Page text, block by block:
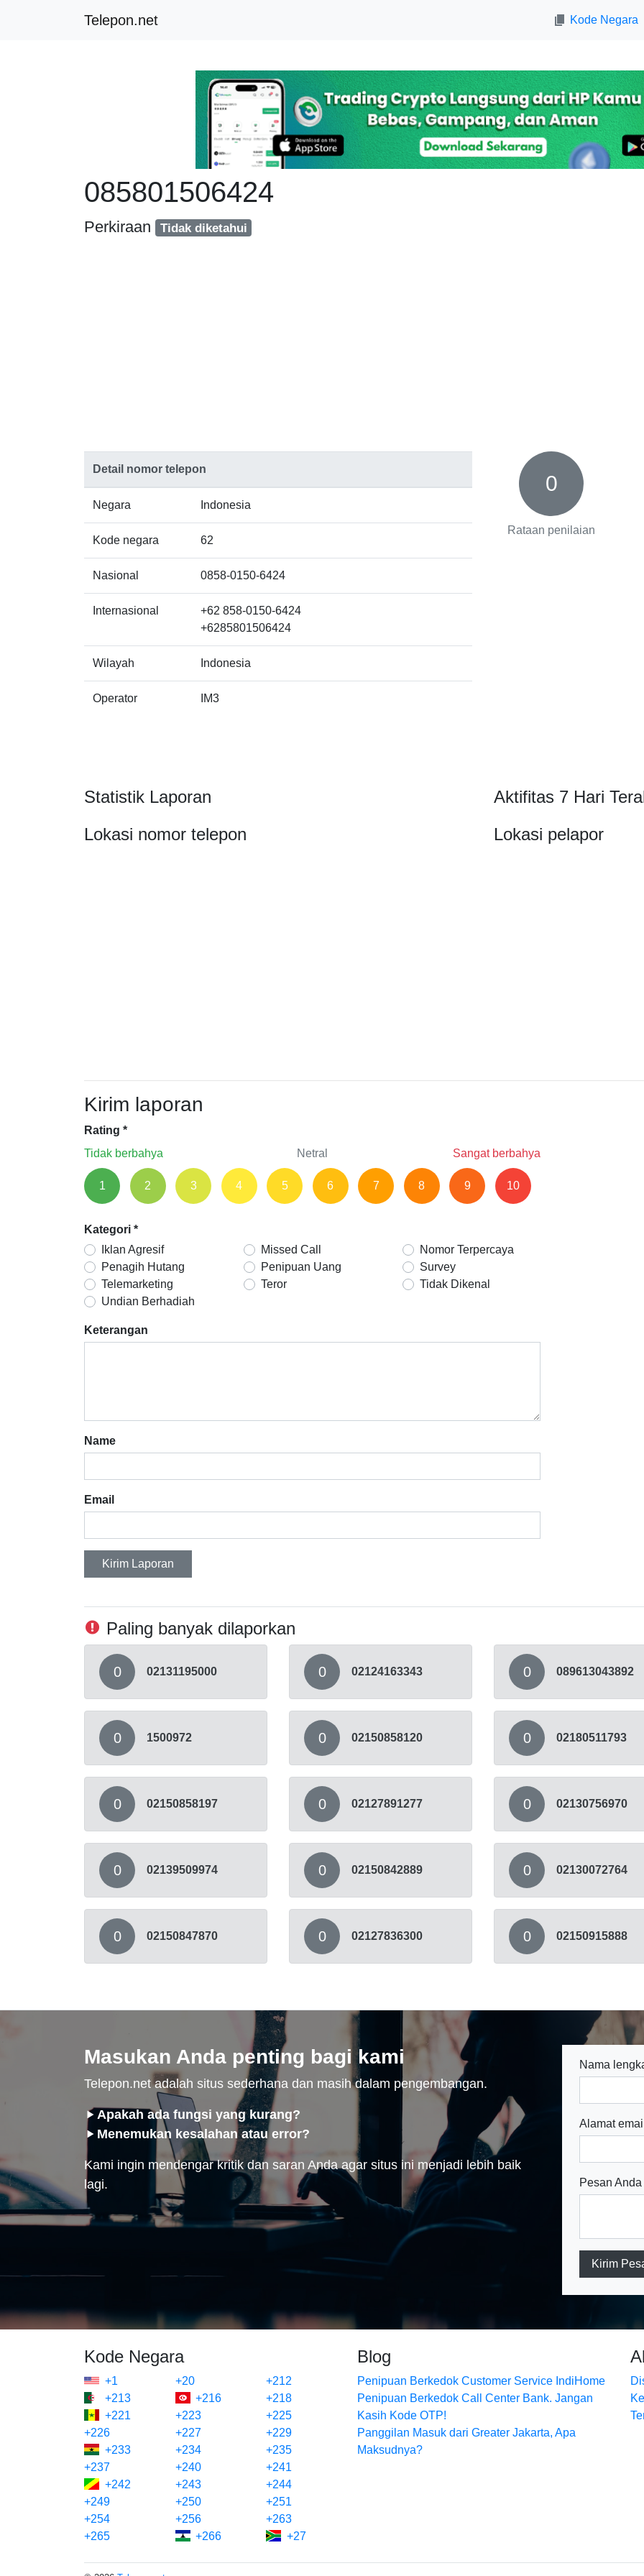
Telepon.net Kode Negara
085801506424
Perkiraan Tidak diketahui
Detail nomor telepon
Negara Indonesia
Kode negara 62
Nasional 0858-0150-6424
Internasional
+62 858-0150-6424
+6285801506424
Wilayah Indonesia
Operator IM3
0
Rataan penilaian
Statistik Laporan
Aktifitas 7 Hari
Lokasi nomor telepon
Lokasi pelapor
Kirim laporan
Rating *
Tidak berbahya
Netral Sangat berbahya
1 2 3 4 5 6 7 8 9 10
Kategori *
Iklan Agresif
Missed Call
Nomor Terpercaya
Penagih Hutang
Penipuan Uang
Survey
Telemarketing
Teror
Tidak Dikenal
Undian Berhadiah
Keterangan
Name
Email
Kirim Laporan
Paling banyak dilaporkan
0 02131195000 0 02124163343 0 089613043892
0 1500972 0 02150858120 0 02180511793
0 02150858197 0 02127891277 0 02130756970
0 02139509974 0 02150842889 0 02130072764
0 02150847870 0 02127836300 0 02150915888
Masukan Anda penting bagi kami
Telepon.net adalah situs sederhana dan masih dalam pengembangan.
Apakah ada fungsi yang kurang?
Menemukan kesalahan atau error?
Kami ingin mendengar kritik dan saran Anda agar situs ini menjadi lebih baik
lagi.
Nama
Alamat
Pesan Anda
Kirim
Kode Negara
+1 +20
+212
+213
+216
+218
+221
+223
+225
+226
+227
+229
+233
+234
+235
+237
+240
+241
+242
+243
+244
+249
+250
+251
+254
+256
+263
+265
+266 +27
Blog
Penipuan Berkedok Customer Service IndiHome
Penipuan Berkedok Call Center Bank. Jangan
Kasih Kode OTP!
Panggilan Masuk dari Greater Jakarta, Apa
Maksudnya?